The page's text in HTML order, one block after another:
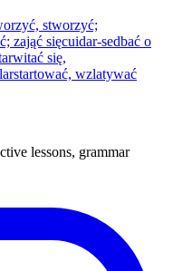
stworzyć;
zająć sięcuidar-sedbać o
witać się,
startować, wzlatywać
lessons, grammar